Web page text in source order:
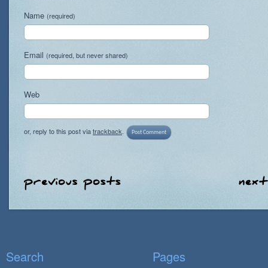
Name (required)
Email (required, but never shared)
Web
or, reply to this post viatrackback
Search Pages